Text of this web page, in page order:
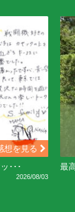
想を見る
･･･
2026/08/03
最